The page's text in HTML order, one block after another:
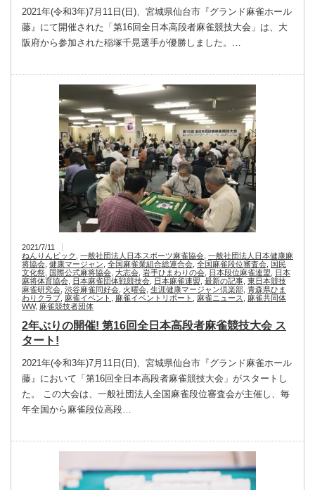
2021年(令和3年)7月11日(日)、宮城県仙台市『グランド麻雀ホール
藤』にて開催された「第16回全日本高段者麻雀競技大会」は、大
阪府から参加された稲塚千晃選手が優勝しました。…
2021/7/11
ねんりんピック
一般社団法人日本スポーツ麻雀協会 一般社団法人日本健康麻
将協会 健康マージャン 全国麻雀業組合総連合会 全国麻雀段位審査会
国民
文化祭
国際公式麻将協会 大志会 岩手ひまわりの会 日本段位麻雀連盟
日本
麻将体育協会 日本麻雀団体戦競技会 日本麻雀連盟 最新の記事 東日本競技
麻雀研究会 渋谷麻雀同好会 火曜会 生涯健康マージャン倶楽部 青森県ひま
わりクラブ 麻雀イベント 麻雀イベントリポート 麻雀ニュース
麻雀共同体
WW, 麻雀競技者団体
2年ぶりの開催! 第16回全日本高段者麻雀競技大会 ス
タート!
2021年(令和3年)7月11日(日)、宮城県仙台市『グランド麻雀ホール
藤』において「第16回全日本高段者麻雀競技大会」がスタートし
た。 この大会は、一般社団法人全国麻雀段位審査会が主催し、毎
年全国から麻雀段位高段…